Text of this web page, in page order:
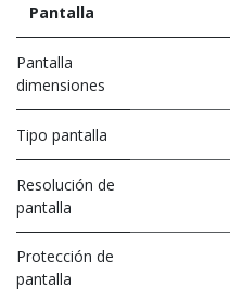
Pantalla
Pantalla
dimensiones
Tipo pantalla
Resolución de
pantalla
Protección de
pantalla